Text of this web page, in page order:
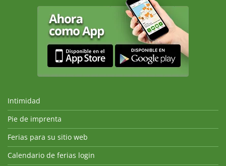
Intimidad
Pie de imprenta
Ferias para su sitio web
Calendario de ferias login